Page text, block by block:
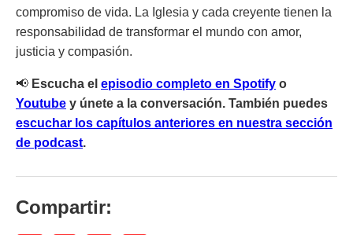
compromiso de vida. La Iglesia y cada creyente tienen la
responsabilidad de transformar el mundo con amor,
justicia y compasión.
📢 Escucha el episodio completo en Spotify o
Youtube y únete a la conversación. También puedes
escuchar los capítulos anteriores en nuestra sección
de podcast.
Compartir: